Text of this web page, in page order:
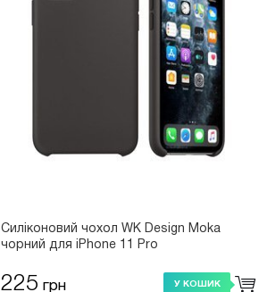
Силіконовий чохол WK Design Moka
чорний для iPhone 11 Pro
225 грн У КОШИК